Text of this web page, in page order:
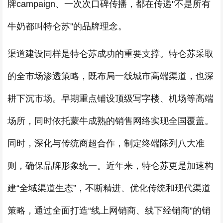
牌campaign、一次次口碑传播，都在传递"不是所有
牛奶都叫特仑苏"的品牌理念。
渠道建设同样是特仑苏成功的重要支撑。特仑苏采取
的全市场渗透策略，既布局一线城市高端渠道，也深
耕下沉市场。早期重点铺设顶级写字楼、机场等高端
场所，同时依托蒙牛成熟的销售网络实现全国覆盖。
同时，深化与传统商超合作，制定终端陈列八大准
则，确保品牌形象统一。近年来，特仑苏更是加速构
建“全域渠道生态”，不断精进、优化传统和现代渠道
策略，通过全面打造“线上网销商、线下经销商”的销